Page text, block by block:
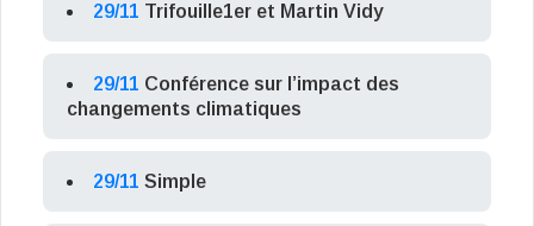
29/11 Trifouille1er et Martin Vidy
29/11 Conférence sur l’impact des
changements climatiques
29/11 Simple